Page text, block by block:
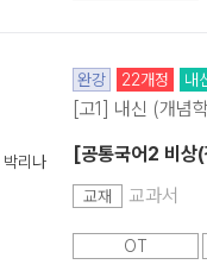
박리나
완강 22개정 내
[고1] 내신 (개념
[공통국어2 비상
교재 교과서
OT